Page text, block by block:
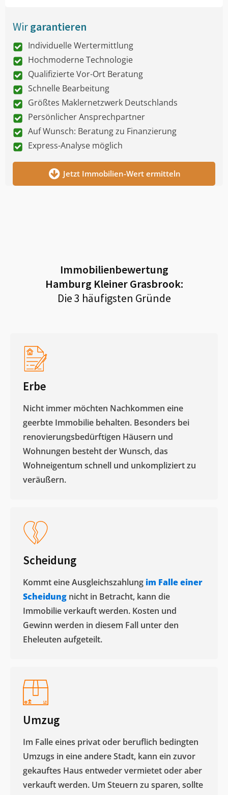
Wirgarantieren
Individuelle Wertermittlung
Hochmoderne Technologie
Qualifizierte Vor-Ort Beratung
Schnelle Bearbeitung
Größtes Maklernetzwerk Deutschlands
Persönlicher Ansprechpartner
Auf Wunsch: Beratung zu Finanzierung
Express-Analyse möglich
Jetzt Immobilien-Wert ermitteln
Immobilienbewertung
Hamburg Kleiner Grasbrook:
Die 3 häufigsten Gründe
Erbe
Nicht immer möchten Nachkommen eine
geerbte Immobilie behalten. Besonders bei
renovierungsbedürftigen Häusern und
Wohnungen besteht der Wunsch, das
Wohneigentum schnell und unkompliziert zu
veräußern. ​
Scheidung
Kommt eine Ausgleichszahlung im Falle einer
Scheidung nicht in Betracht, kann die
Immobilie verkauft werden. Kosten und
Gewinn werden in diesem Fall unter den
Eheleuten aufgeteilt.​
Umzug
Im Falle eines privat oder beruflich bedingten
Umzugs in eine andere Stadt, kann ein zuvor
gekauftes Haus entweder vermietet oder aber
verkauft werden. Um Steuern zu sparen, sollte